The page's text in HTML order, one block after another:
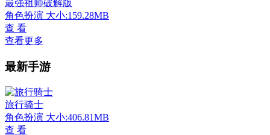
最强祖师破解版
角色扮演 大小:159.28MB
查 看
查看更多
最新手游
旅行骑士
角色扮演 大小:406.81MB
查 看